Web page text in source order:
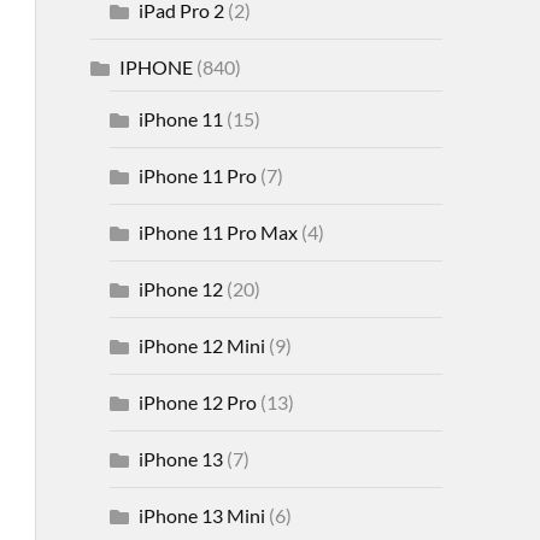
iPad Pro 2(2)
IPHONE(840)
iPhone 11 (15)
iPhone 11 Pro(7)
iPhone 11 Pro Max(4)
iPhone 12(20)
iPhone 12 Mini (9)
iPhone 12 Pro(13)
iPhone 13(7)
iPhone 13 Mini (6)